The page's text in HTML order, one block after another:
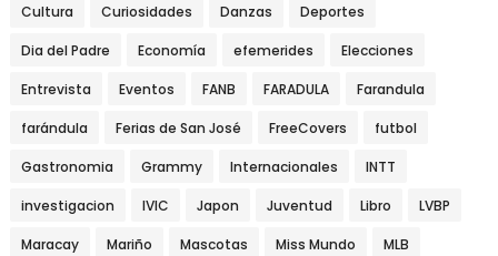
Cultura Curiosidades Danzas Deportes
Dia del Padre Economía efemerides Elecciones
Entrevista Eventos FANB FARADULA Farandula
farándula Ferias de San José FreeCovers futbol
Gastronomia Grammy Internacionales INTT
investigacion IVIC Japon Juventud Libro LVBP
Maracay Mariño Mascotas Miss Mundo MLB